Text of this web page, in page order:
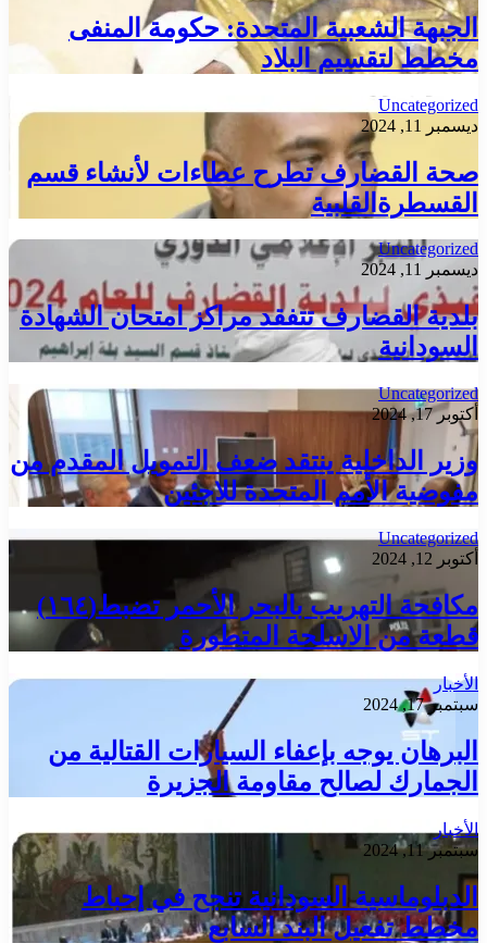
الجبهة الشعبية المتحدة: حكومة المنفى
مخطط لتقسيم البلاد
Uncategorized
ديسمبر 11, 2024
صحة القضارف تطرح عطاءات لأنشاء قسم
القسطرةالقلبية
Uncategorized
ديسمبر 11, 2024
بلدية القضارف تتفقد مراكز امتحان الشهادة
السودانية
Uncategorized
أكتوبر 17, 2024
وزير الداخلية ينتقد ضعف التمويل المقدم من
مفوضية الأمم المتحدة للاجئين
Uncategorized
أكتوبر 12, 2024
مكافحة التهريب بالبحر الأحمر تضبط(١٦٤)
قطعة من الاسلحة المتطورة
الأخبار
سبتمبر 17, 2024
البرهان يوجه بإعفاء السيارات القتالية من
الجمارك لصالح مقاومة الجزيرة
الأخبار
سبتمبر 11, 2024
الدبلوماسية السودانية تنجح في إحباط
مخطط تفعيل البند السابع